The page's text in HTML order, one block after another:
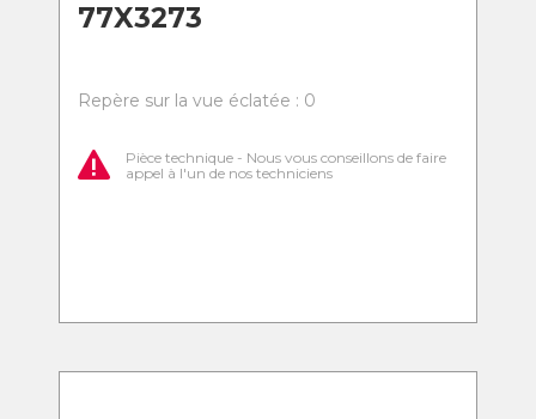
77X3273
Repère sur la vue éclatée : 0
Pièce technique - Nous vous conseillons de faire
appel à l'un de nos techniciens